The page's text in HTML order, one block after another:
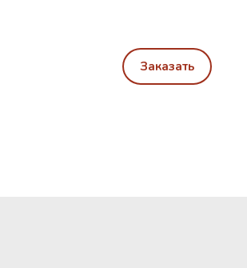
Заказать